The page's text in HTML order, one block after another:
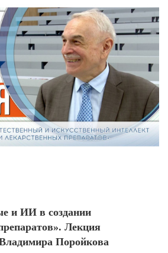
и ИИ в создании
Лекция
Поройкова